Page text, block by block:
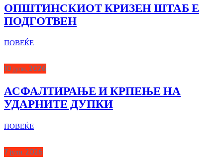
ОПШТИНСКИОТ КРИЗЕН ШТАБ Е
ПОДГОТВЕН
ПОВЕЌЕ
10 јули, 2026
АСФАЛТИРАЊЕ И КРПЕЊЕ НА
УДАРНИТЕ ДУПКИ
ПОВЕЌЕ
7 јули, 2026